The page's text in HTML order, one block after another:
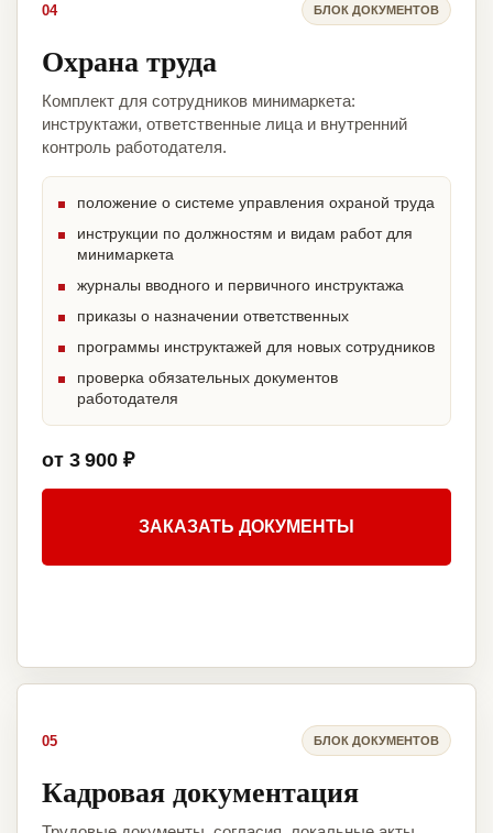
04 БЛОК ДОКУМЕНТОВ
Охрана труда
Комплект для сотрудников минимаркета:
инструктажи, ответственные лица и внутренний
контроль работодателя.
положение о системе управления охраной труда
инструкции по должностям и видам работ для
минимаркета
журналы вводного и первичного инструктажа
приказы о назначении ответственных
программы инструктажей для новых сотрудников
проверка обязательных документов
работодателя
от 3 900 ₽
ЗАКАЗАТЬ ДОКУМЕНТЫ
05 БЛОК ДОКУМЕНТОВ
Кадровая документация